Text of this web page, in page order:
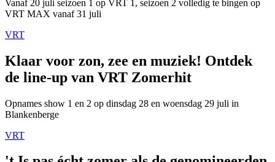
Vanaf 20 juli seizoen 1 op VRT 1, seizoen 2 volledig te bingen op
VRT MAX vanaf 31 juli
VRT
Klaar voor zon, zee en muziek! Ontdek
de line-up van VRT Zomerhit
Opnames show 1 en 2 op dinsdag 28 en woensdag 29 juli in
Blankenberge
VRT